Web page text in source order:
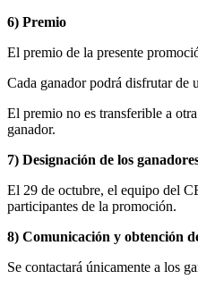
6) Premio
El premio de la presente
Cada ganador podrá disfrutar de
El premio no es transferible a
ganador.
7) Designación de los
El 29 de octubre, el equipo del
participantes de la promoción.
8) Comunicación y obtención
Se contactará únicamente a los